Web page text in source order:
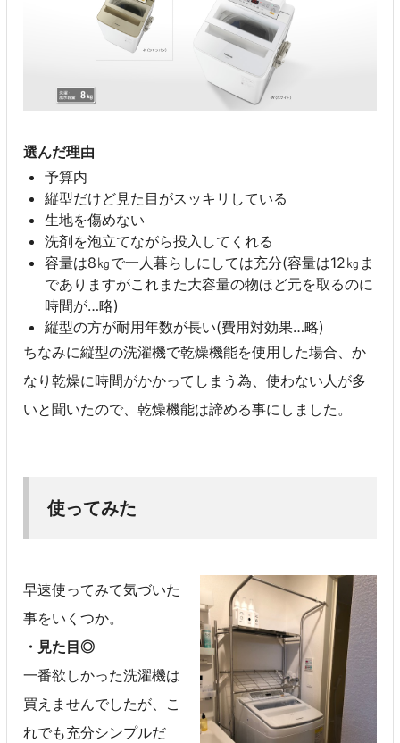
選んだ理由
予算内
縦型だけど見た目がスッキリしている
生地を傷めない
洗剤を泡立てながら投入してくれる
容量は8㎏で一人暮らしにしては充分(容量は12㎏ま
でありますがこれまた大容量の物ほど元を取るのに
時間が…略)
縦型の方が耐用年数が長い(費用対効果…略)
ちなみに縦型の洗濯機で乾燥機能を使用した場合、か
なり乾燥に時間がかかってしまう為、使わない人が多
いと聞いたので、乾燥機能は諦める事にしました。
使ってみた
早速使ってみて気づいた
事をいくつか。
・見た目◎
一番欲しかった洗濯機は
買えませんでしたが、こ
れでも充分シンプルだ